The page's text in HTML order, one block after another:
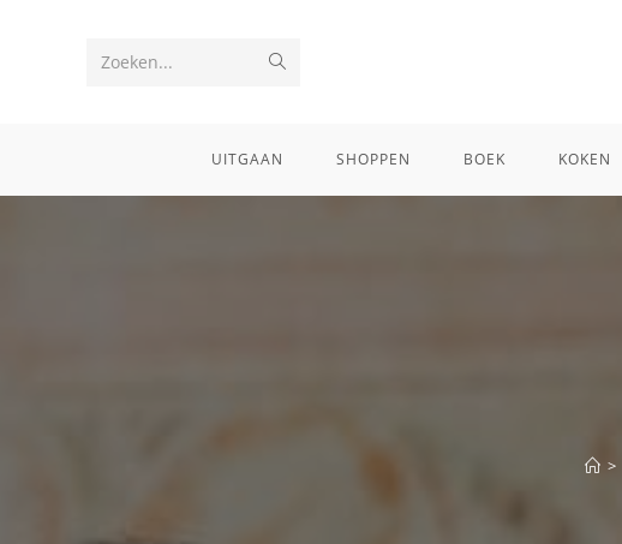
Zoeken...
UITGAAN SHOPPEN BOEK KOKEN
>